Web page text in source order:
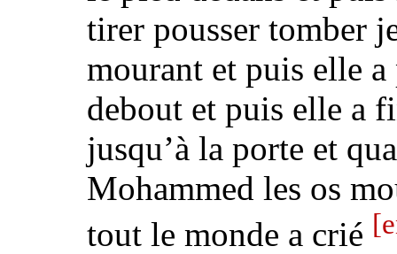
tirer pousser tomber
mourant et puis elle
debout et puis elle a
jusqu’à la porte et
Mohammed les os
tout le monde a crié